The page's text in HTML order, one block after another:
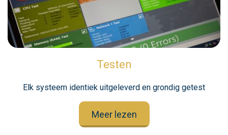
Testen
Elk systeem identiek uitgeleverd en grondig getest
Meer lezen